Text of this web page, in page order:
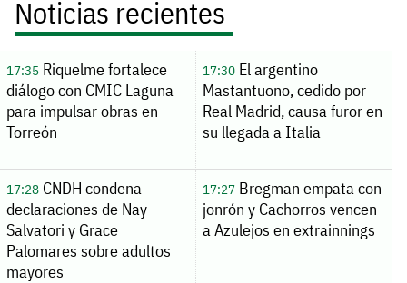
Noticias recientes
17:35Riquelme fortalece
diálogo con CMIC Laguna
para impulsar obras en
Torreón
17:30El argentino
Mastantuono, cedido por
Real Madrid, causa furor en
su llegada a Italia
17:28CNDH condena
declaraciones de Nay
Salvatori y Grace
Palomares sobre adultos
mayores
17:27Bregman empata con
jonrón y Cachorros vencen
a Azulejos en extrainnings